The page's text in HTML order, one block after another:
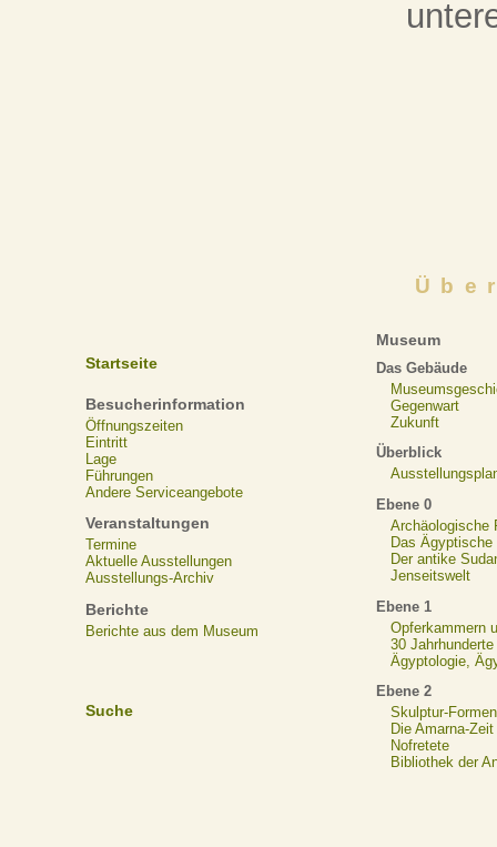
Startseite
Besucherinformation
Öffnungszeiten
Eintritt
Lage
Führungen
Andere Serviceangebote
Veranstaltungen
Termine
Aktuelle Ausstellungen
Ausstellungs-Archiv
Berichte
Berichte aus dem Museum
Suche
Museum
Das Gebäude
Gegenwart
Zukunft
Überblick
Ebene 0
Archäologische
Das Ägyptische
Der antike
Jenseitswelt
Ebene 1
Opferkammern
30
Ägyptologie,
Ebene 2
Skulptur-Formen
Die Amarna-Zeit
Nofretete
Bibliothek der